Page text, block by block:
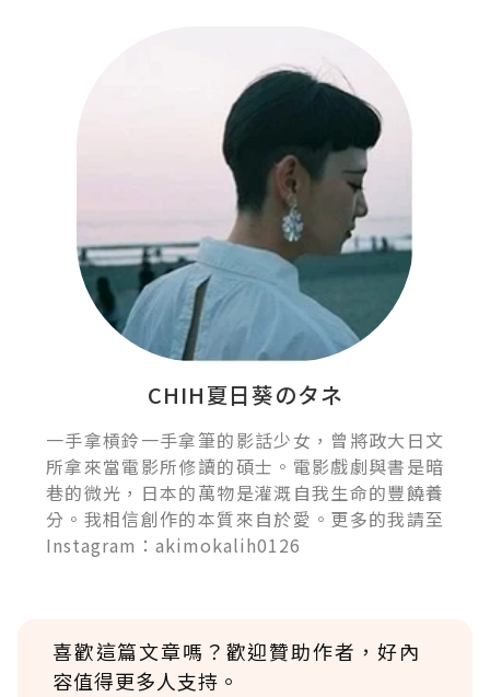
CHIH夏日葵のタネ
一手拿槓鈴一手拿筆的影話少女，曾將政大日文
所拿來當電影所修讀的碩士。電影戲劇與書是暗
巷的微光，日本的萬物是灌溉自我生命的豐饒養
分。我相信創作的本質來自於愛。更多的我請至
Instagram：akimokalih0126
喜歡這篇文章嗎？歡迎贊助作者，好內
容值得更多人支持。